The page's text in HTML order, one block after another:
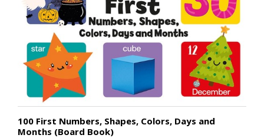
100 First Numbers, Shapes, Colors, Days and
Months (Board Book)